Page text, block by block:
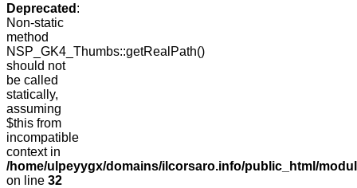
Deprecated :
Non-static
method
NSP_GK4_Thumbs::getRealPath()
should not
be called
statically,
assuming
$this from
incompatible
context in
/home/ulpeyygx/domains/ilcorsaro.info/public_html/
on line 32